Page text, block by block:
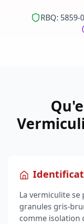
RBQ: 5859-
La vermiculite
granules gris-
comme isolation